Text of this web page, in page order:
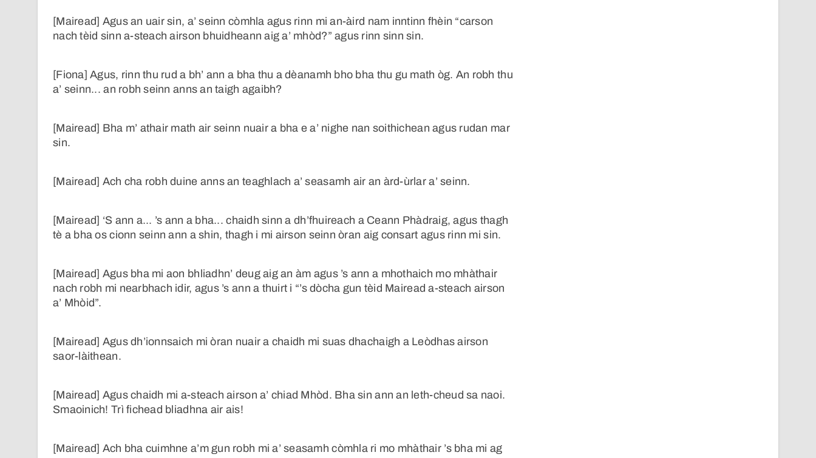
[Mairead] Agus an uair sin, a’ seinn còmhla agus rinn mi an-àird nam inntinn fhèin “carson
nach tèid sinn a-steach airson bhuidheann aig a’ mhòd?” agus rinn sinn sin.
[Fiona] Agus, rinn thu rud a bh’ ann a bha thu a dèanamh bho bha thu gu math òg. An robh thu
a’ seinn... an robh seinn anns an taigh agaibh?
[Mairead] Bha m’ athair math air seinn nuair a bha e a’ nighe nan soithichean agus rudan mar
sin.
[Mairead] Ach cha robh duine anns an teaghlach a’ seasamh air an àrd-ùrlar a’ seinn.
[Mairead] ‘S ann a... ’s ann a bha... chaidh sinn a dh’fhuireach a Ceann Phàdraig, agus thagh
tè a bha os cionn seinn ann a shin, thagh i mi airson seinn òran aig consart agus rinn mi sin.
[Mairead] Agus bha mi aon bhliadhn’ deug aig an àm agus ’s ann a mhothaich mo mhàthair
nach robh mi nearbhach idir, agus ’s ann a thuirt i “’s dòcha gun tèid Mairead a-steach airson
a’ Mhòid”.
[Mairead] Agus dh’ionnsaich mi òran nuair a chaidh mi suas dhachaigh a Leòdhas airson
saor-làithean.
[Mairead] Agus chaidh mi a-steach airson a’ chiad Mhòd. Bha sin ann an leth-cheud sa naoi.
Smaoinich! Trì fichead bliadhna air ais!
[Mairead] Ach bha cuimhne a’m gun robh mi a’ seasamh còmhla ri mo mhàthair ’s bha mi ag